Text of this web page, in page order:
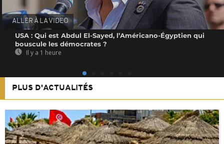
ALLER À LA VIDEO
USA : Qui est Abdul El-Sayed, l’Américano-Égyptien qui
bouscule les démocrates ?
Il y a 1 heure
PLUS D'ACTUALITÉS